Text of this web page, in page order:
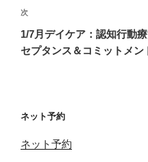
ビ
ゲ
ー
稿
次
の
投
次
1/7月デイケア：認知行動
セプタンス＆コミットメン
ネット予約
ネット予約